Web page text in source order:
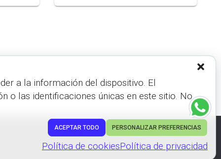
a la información del dispositivo. El
o las identificaciones únicas en este sitio. No
ACEPTAR TODO PERSONALIZAR PREFERENCIAS
Política de cookiesPolítica de privacidad
Hestia | Desarrollado por ThemeIsle